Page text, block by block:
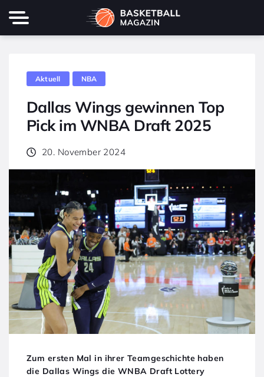
Aktuell NBA
Dallas Wings gewinnen Top
Pick im WNBA Draft 2025
20. November 2024
Zum ersten Mal in ihrer Teamgeschichte haben
die Dallas Wings die WNBA Draft Lottery